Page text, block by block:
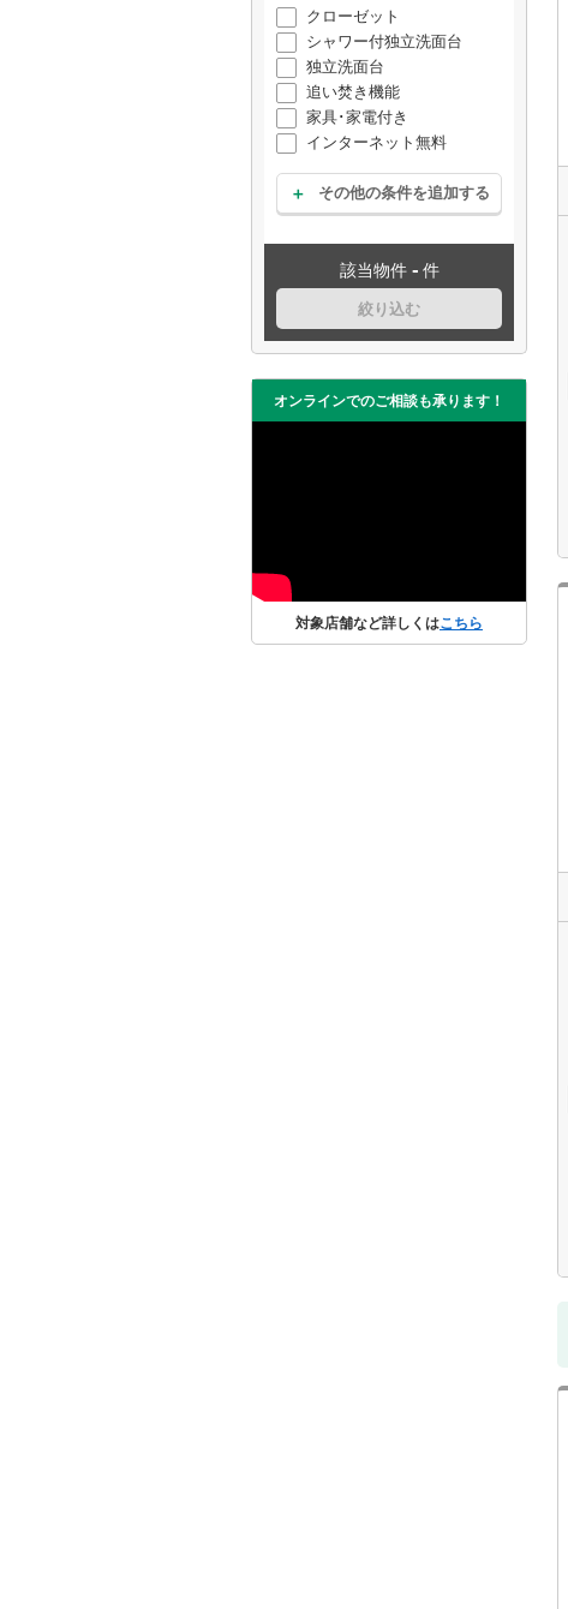
クローゼット
シャワー付独立洗面台
独立洗面台
追い焚き機能
家具･家電付き
インターネット無料
その他の条件を追加する
該当物件 - 件
絞り込む
オンラインでのご相談も承ります！
対象店舗など詳しくはこちら